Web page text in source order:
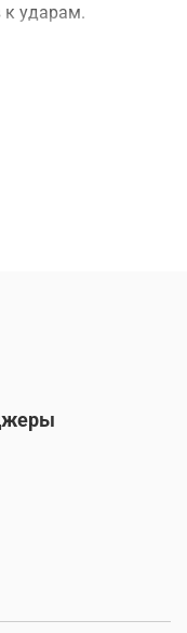
ударам.
6 глубоких
станет настоящим
выбор для тех,
и
доверие
себя и
решением для